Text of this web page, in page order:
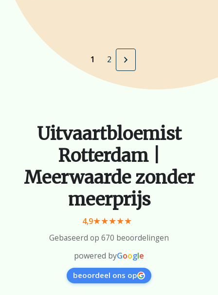
1 2
Uitvaartbloemist
Rotterdam |
Meerwaarde zonder
meerprijs
4,9
Gebaseerd op 670 beoordelingen
powered byGoogle
beoordeel ons op